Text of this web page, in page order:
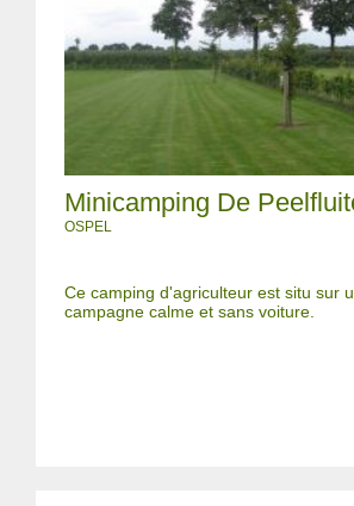
Minicamping De
OSPEL
Ce camping d'agriculteur est situ sur
campagne calme et sans voiture.